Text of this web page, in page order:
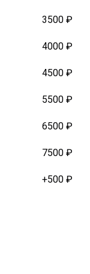
3500 ₽
4000 ₽
4500 ₽
5500 ₽
6500 ₽
7500 ₽
+500 ₽